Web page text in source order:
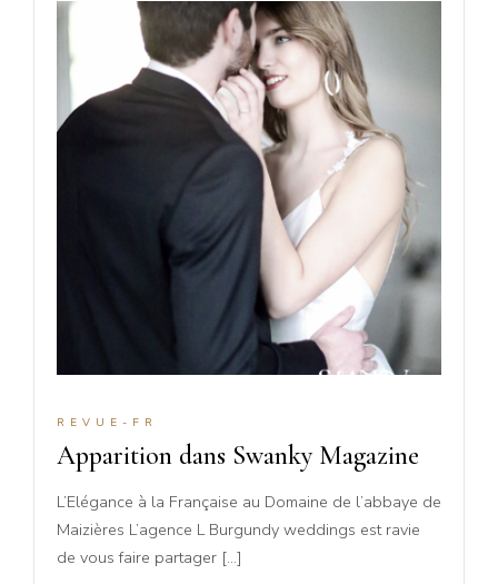
REVUE-FR
Apparition dans Swanky Magazine
L’Elégance à la Française au Domaine de l’abbaye de
Maizières L’agence L Burgundy weddings est ravie
de vous faire partager […]